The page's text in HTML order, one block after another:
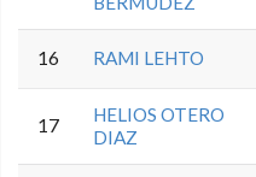
16 RAMI LEHTO
17
HELIOS OTERO
DIAZ